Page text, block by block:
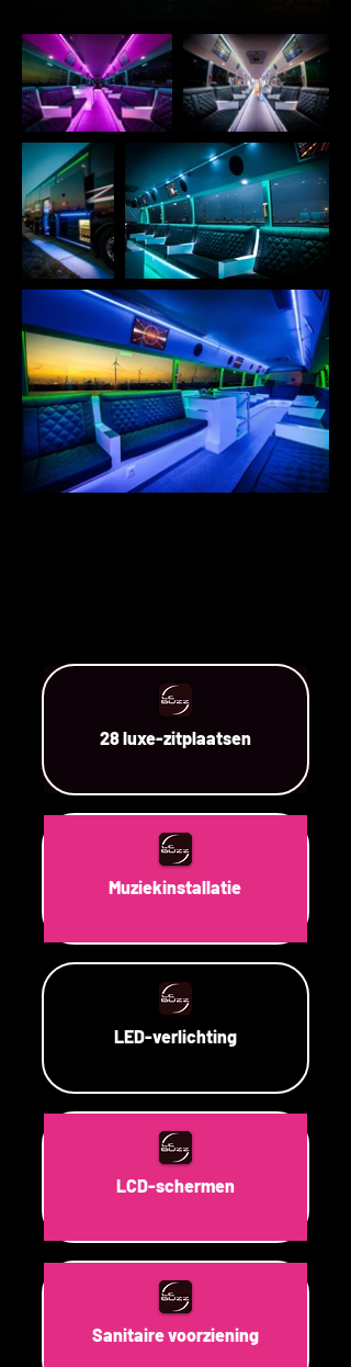
28 luxe-zitplaatsen
Muziekinstallatie
LED-verlichting
LCD-schermen
Sanitaire voorziening